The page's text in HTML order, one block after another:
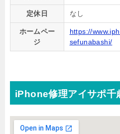
定休日 なし
ホームペー
ジ
https://
sefunabashi/
iPhone修理アイサポ千